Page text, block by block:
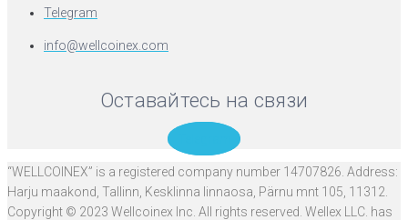
Telegram
info@wellcoinex.com
Оставайтесь на связи
“WELLCOINEX” is a registered company number 14707826. Address:
Harju maakond, Tallinn, Kesklinna linnaosa, Pärnu mnt 105, 11312.
Copyright © 2023 Wellcoinex Inc. All rights reserved. Wellex LLC. has